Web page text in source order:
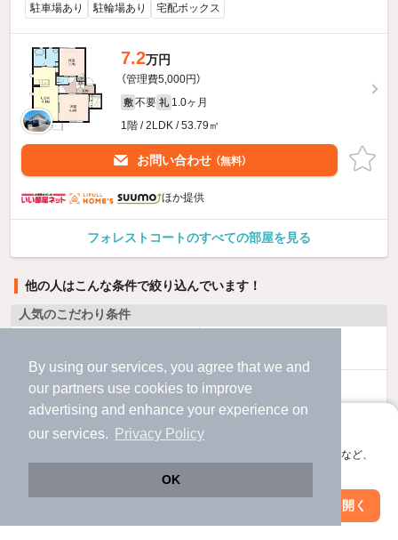
By using our services, you agree that we and
our partners use cookies to improve
advertising and enhance your experience on
our services.
Privacy Policy
OK
アプリに切り替えて、サクサクお部屋探し
会員登録なしですぐ使える。マップ検索やお気に入り保存など、
アプリを開く
駐車場あり 駐輪場あり 宅配ボックス
7.2万円
（管理費5,000円）
敷 不要 礼 1.0ヶ月
1階 / 2LDK / 53.79㎡
お問い合わせ （無料）
ほか提供
フォレストコートのすべての部屋を見る
他の人はこんな条件で絞り込んでいます！
人気のこだわり条件
駐車場あり ペット相談
洗濯機置場あり
絞り込み条件を変更